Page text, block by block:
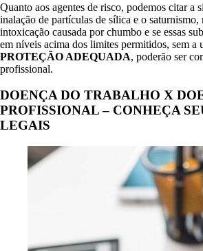
Quanto aos agentes de risco, podemos citar a
inalação de partículas de sílica e o saturnismo,
intoxicação causada por chumbo e se essas
em níveis acima dos limites permitidos, sem a
PROTEÇÃO ADEQUADA, poderão ser
profissional.
DOENÇA DO TRABALHO X
PROFISSIONAL – CONHEÇA
LEGAIS